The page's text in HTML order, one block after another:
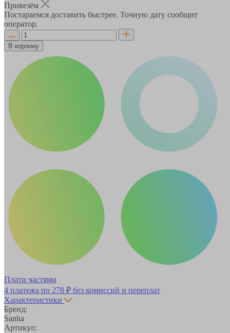
Привезём
Постараемся доставить быстрее. Точную дату сообщит
оператор.
В корзину
Плати частями
4 платежа по 278 ₽ без комиссий и переплат
Характеристики
Бренд:
Sanha
Артикул: